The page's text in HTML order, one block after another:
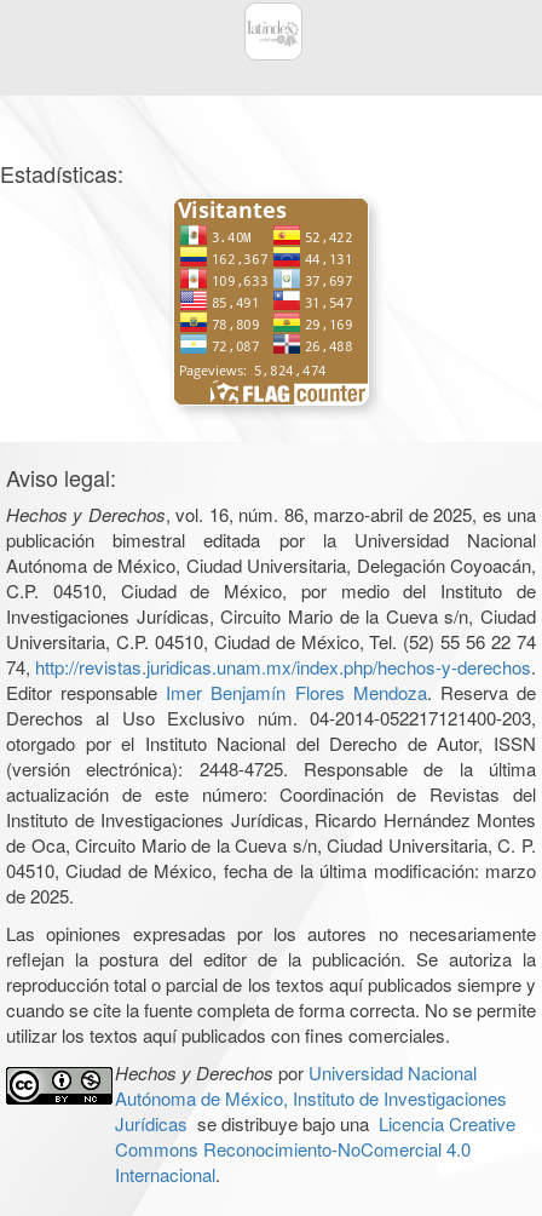
Estadísticas:
Aviso legal:
Hechos y Derechos, vol. 16, núm. 86, marzo-abril de 2025, es una
publicación bimestral editada por la Universidad Nacional
Autónoma de México, Ciudad Universitaria, Delegación Coyoacán,
C.P. 04510, Ciudad de México, por medio del Instituto de
Investigaciones Jurídicas, Circuito Mario de la Cueva s/n, Ciudad
Universitaria, C.P. 04510, Ciudad de México, Tel. (52) 55 56 22 74
74, http://revistas.juridicas.unam.mx/index.php/hechos-y-derechos.
Editor responsable Imer Benjamín Flores Mendoza. Reserva de
Derechos al Uso Exclusivo núm. 04-2014-052217121400-203,
otorgado por el Instituto Nacional del Derecho de Autor, ISSN
(versión electrónica): 2448-4725. Responsable de la última
actualización de este número: Coordinación de Revistas del
Instituto de Investigaciones Jurídicas, Ricardo Hernández Montes
de Oca, Circuito Mario de la Cueva s/n, Ciudad Universitaria, C. P.
04510, Ciudad de México, fecha de la última modificación: marzo
de 2025.
Las opiniones expresadas por los autores no necesariamente
reflejan la postura del editor de la publicación. Se autoriza la
reproducción total o parcial de los textos aquí publicados siempre y
cuando se cite la fuente completa de forma correcta. No se permite
utilizar los textos aquí publicados con fines comerciales.
Hechos y Derechos por Universidad Nacional
Autónoma de México, Instituto de Investigaciones
Jurídicas se distribuye bajo una Licencia Creative
Commons Reconocimiento-NoComercial 4.0
Internacional.